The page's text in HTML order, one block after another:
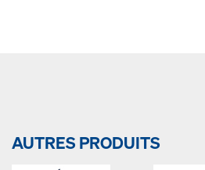
AUTRES PRODUITS